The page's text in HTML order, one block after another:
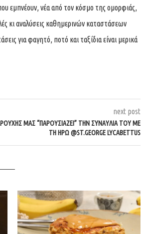
εμπνέουν, νέα από τον κόσμο της ομορφιάς,
κι αναλύσεις καθημερινών καταστάσεων
για φαγητό, ποτό και ταξίδια είναι μερικά
next post
ΜΑΣ “ΠΑΡΟΥΣΙΆΖΕΙ” ΤΗΝ ΣΥΝΑΥΛΊΑ ΤΟΥ ΜΕ
ΤΗ ΗΡΏ @ST.GEORGE LYCABETTUS